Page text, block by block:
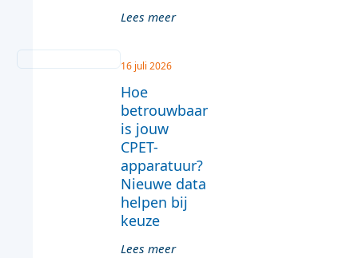
Lees meer
Hoe
betrouwbaar
is jouw
CPET-
apparatuur?
Nieuwe data
helpen bij
keuze
16 juli 2026
Lees meer